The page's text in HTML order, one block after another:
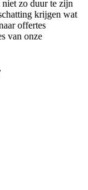
zo duur te zijn
krijgen wat
offertes
van onze